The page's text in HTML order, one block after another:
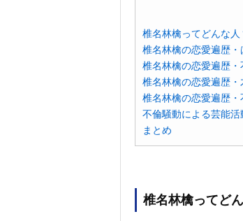
椎名林檎ってどんな人
椎名林檎の恋愛遍歴
椎名林檎の恋愛遍歴
椎名林檎の恋愛遍歴
椎名林檎の恋愛遍歴
不倫騒動による芸能活
まとめ
椎名林檎ってど